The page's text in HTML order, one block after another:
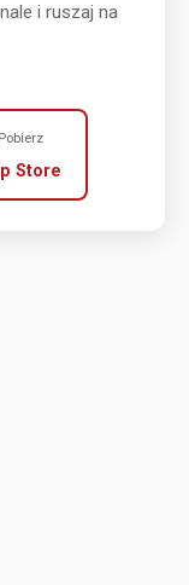
i ruszaj na
Pobierz
Store